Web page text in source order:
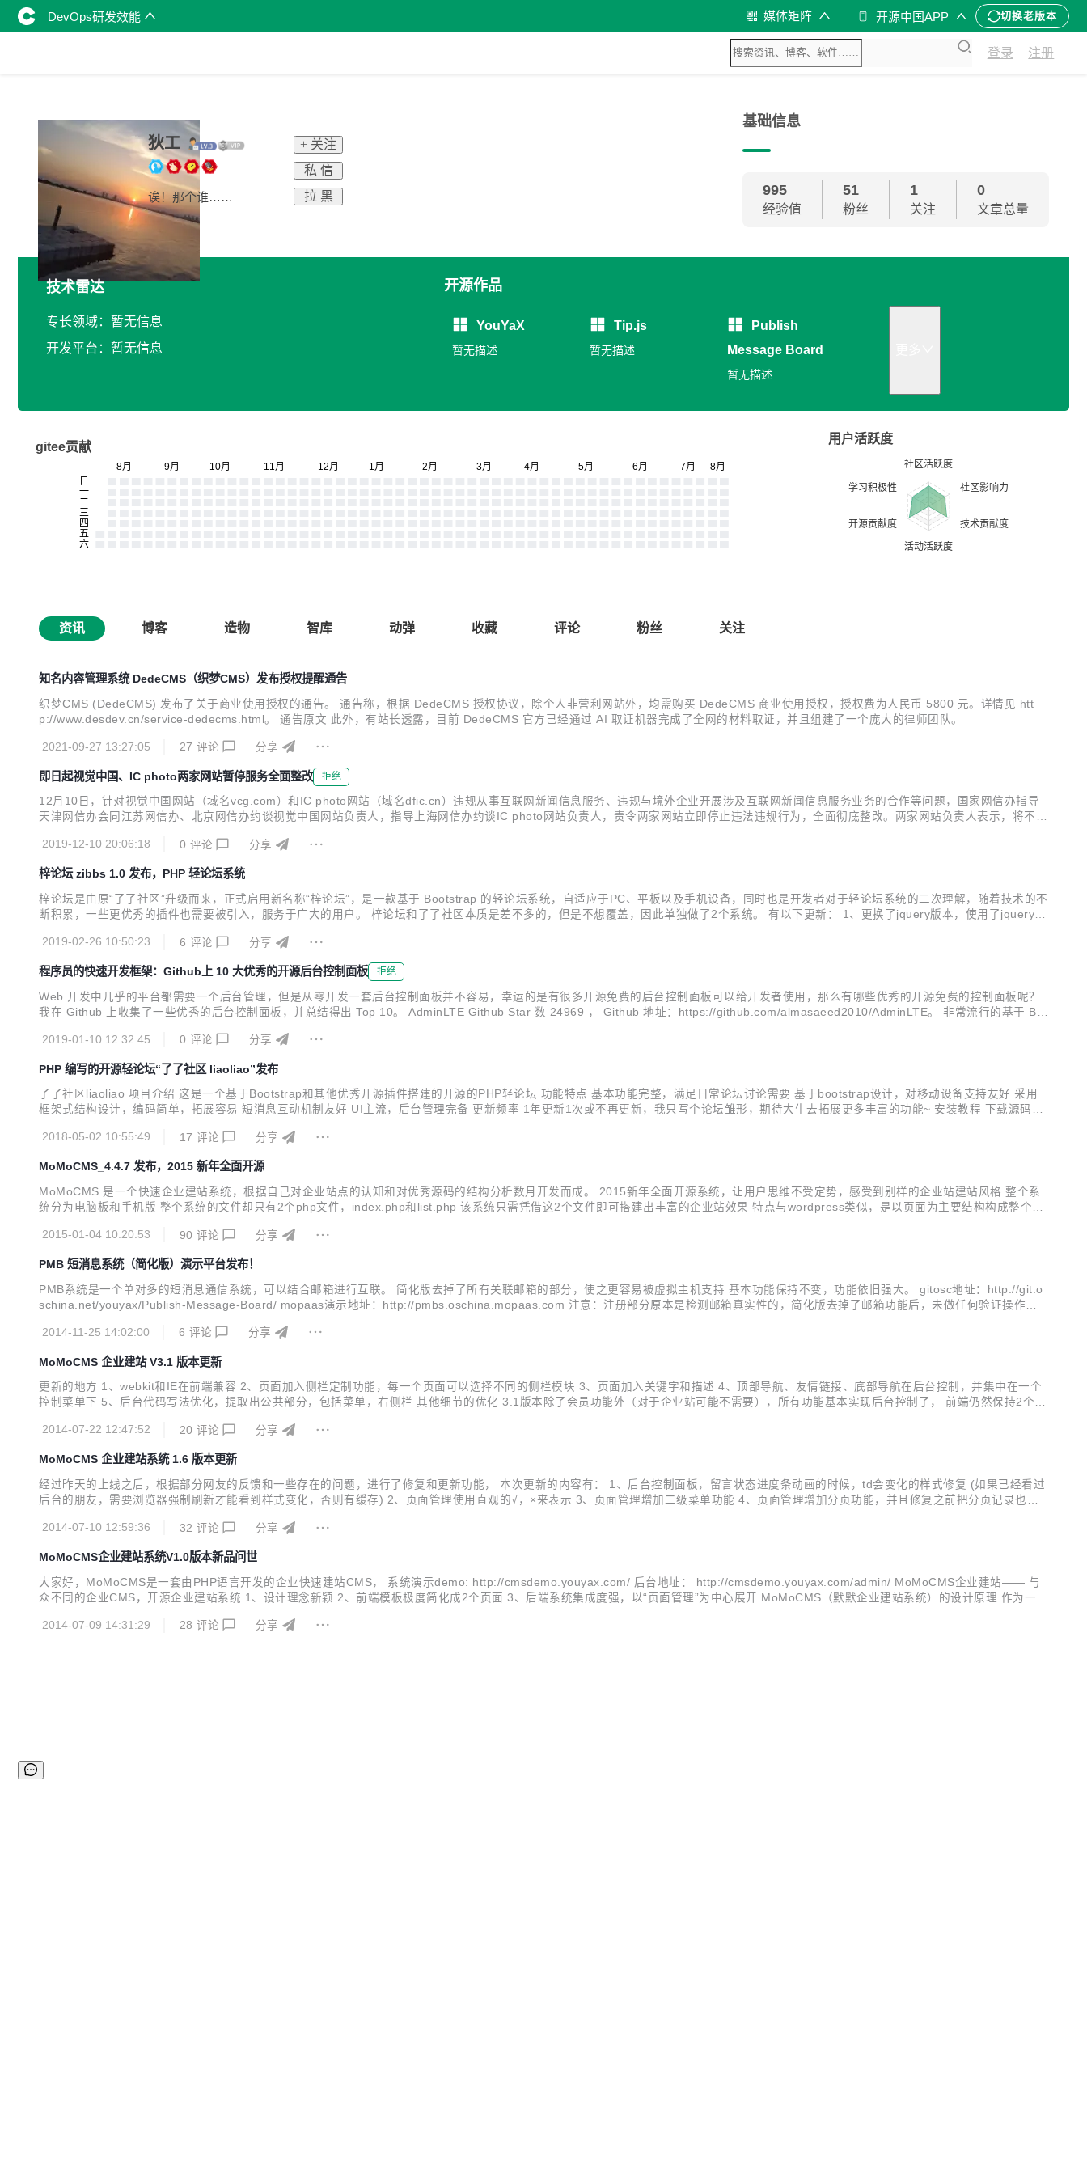
DevOps研发效能 媒体矩阵 开源中国APP 切换老版本
登录 注册
狄工
诶！那个谁……
+ 关注
私 信
拉 黑
基础信息
995
经验值
51
粉丝
1
关注
0
文章总量
技术雷达
专长领域：暂无信息
开发平台：暂无信息
开源作品
YouYaX
暂无描述
Tip.js
暂无描述
Publish
Message Board
暂无描述
gitee贡献
用户活跃度
资讯 博客 造物 智库 动弹 收藏 评论 粉丝 关注
知名内容管理系统 DedeCMS（织梦CMS）发布授权提醒通告
织梦CMS (DedeCMS) 发布了关于商业使用授权的通告。 通告称，根据 DedeCMS 授权协议，除个人非营利网站外，均需购买 DedeCMS 商业使用授权，授权费为人民币 5800 元。详情见 htt
p://www.desdev.cn/service-dedecms.html。 通告原文 此外，有站长透露，目前 DedeCMS 官方已经通过 AI 取证机器完成了全网的材料取证，并且组建了一个庞大的律师团队。
2021-09-27 13:27:05 27 评论 分享
即日起视觉中国、IC photo两家网站暂停服务全面整改 拒绝
12月10日，针对视觉中国网站（域名vcg.com）和IC photo网站（域名dfic.cn）违规从事互联网新闻信息服务、违规与境外企业开展涉及互联网新闻信息服务业务的合作等问题，国家网信办指导
天津网信办会同江苏网信办、北京网信办约谈视觉中国网站负责人，指导上海网信办约谈IC photo网站负责人，责令两家网站立即停止违法违规行为，全面彻底整改。两家网站负责人表示，将不折
网新闻信息服务许可情况下从事互联网新闻信息服...
2019-12-10 20:06:18 0 评论 分享
梓论坛 zibbs 1.0 发布，PHP 轻论坛系统
梓论坛是由原“了了社区”升级而来，正式启用新名称“梓论坛”，是一款基于 Bootstrap 的轻论坛系统，自适应于PC、平板以及手机设备，同时也是开发者对于轻论坛系统的二次理解，随着技术的不
断积累，一些更优秀的插件也需要被引入，服务于广大的用户。 梓论坛和了了社区本质是差不多的，但是不想覆盖，因此单独做了2个系统。 有以下更新： 1、更换了jquery版本，使用了jquery ui
2019-02-26 10:50:23
6 评论 分享
程序员的快速开发框架：Github上 10 大优秀的开源后台控制面板 拒绝
Web 开发中几乎的平台都需要一个后台管理，但是从零开发一套后台控制面板并不容易，幸运的是有很多开源免费的后台控制面板可以给开发者使用，那么有哪些优秀的开源免费的控制面板呢？
我在 Github 上收集了一些优秀的后台控制面板，并总结得出 Top 10。 AdminLTE Github Star 数 24969 ， Github 地址：https://github.com/almasaeed2010/AdminLTE。 非常流行的基于 Bo
2019-01-10 12:32:45
0 评论 分享
PHP 编写的开源轻论坛“了了社区 liaoliao”发布
了了社区liaoliao 项目介绍 这是一个基于Bootstrap和其他优秀开源插件搭建的开源的PHP轻论坛 功能特点 基本功能完整，满足日常论坛讨论需要 基于bootstrap设计，对移动设备支持友好 采用
框架式结构设计，编码简单，拓展容易 短消息互动机制友好 UI主流，后台管理完备 更新频率 1年更新1次或不再更新，我只写个论坛雏形，期待大牛去拓展更多丰富的功能~ 安装教程 下载源码包
2018-05-02 10:55:49
17 评论 分享
MoMoCMS_4.4.7 发布，2015 新年全面开源
MoMoCMS 是一个快速企业建站系统，根据自己对企业站点的认知和对优秀源码的结构分析数月开发而成。 2015新年全面开源系统，让用户思维不受定势，感受到别样的企业站建站风格 整个系
统分为电脑板和手机版 整个系统的文件却只有2个php文件，index.php和list.php 该系统只需凭借这2个文件即可搭建出丰富的企业站效果 特点与wordpress类似，是以页面为主要结构构成整个网
2015-01-04 10:20:53
90 评论 分享
PMB 短消息系统（简化版）演示平台发布！
PMB系统是一个单对多的短消息通信系统，可以结合邮箱进行互联。 简化版去掉了所有关联邮箱的部分，使之更容易被虚拟主机支持 基本功能保持不变，功能依旧强大。 gitosc地址：http://git.o
schina.net/youyax/Publish-Message-Board/ mopaas演示地址：http://pmbs.oschina.mopaas.com 注意：注册部分原本是检测邮箱真实性的，简化版去掉了邮箱功能后，未做任何验证操作，
2014-11-25 14:02:00
6 评论 分享
MoMoCMS 企业建站 V3.1 版本更新
更新的地方 1、webkit和IE在前端兼容 2、页面加入侧栏定制功能，每一个页面可以选择不同的侧栏模块 3、页面加入关键字和描述 4、顶部导航、友情链接、底部导航在后台控制，并集中在一个
控制菜单下 5、后台代码写法优化，提取出公共部分，包括菜单，右侧栏 其他细节的优化 3.1版本除了会员功能外（对于企业站可能不需要），所有功能基本实现后台控制了， 前端仍然保持2个模
2014-07-22 12:47:52
20 评论 分享
MoMoCMS 企业建站系统 1.6 版本更新
经过昨天的上线之后，根据部分网友的反馈和一些存在的问题，进行了修复和更新功能， 本次更新的内容有： 1、后台控制面板，留言状态进度条动画的时候，td会变化的样式修复 (如果已经看过
后台的朋友，需要浏览器强制刷新才能看到样式变化，否则有缓存) 2、页面管理使用直观的√，×来表示 3、页面管理增加二级菜单功能 4、页面管理增加分页功能，并且修复之前把分页记录也写
msdemo.youyax....
2014-07-10 12:59:36 32 评论 分享
MoMoCMS企业建站系统V1.0版本新品问世
大家好，MoMoCMS是一套由PHP语言开发的企业快速建站CMS， 系统演示demo: http://cmsdemo.youyax.com/ 后台地址： http://cmsdemo.youyax.com/admin/ MoMoCMS企业建站—— 与
众不同的企业CMS，开源企业建站系统 1、设计理念新颖 2、前端模板极度简化成2个页面 3、后端系统集成度强，以“页面管理”为中心展开 MoMoCMS（默默企业建站系统）的设计原理 作为一名
2014-07-09 14:31:29
28 评论 分享